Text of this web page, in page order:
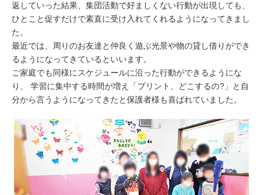
返していった結果、集団活動で好ましくない行動が出現しても、
ひとこと促すだけで素直に受け入れてくれるようになってきまし
た。
最近では、周りのお友達と仲良く遊ぶ光景や物の貸し借りができ
るようになってきているといいます。
ご家庭でも同様にスケジュールに沿った行動ができるようにな
り、 学習に集中する時間が増え「プリント、どこするの?」と自
分から言うようになってきたと保護者様も喜ばれていました。